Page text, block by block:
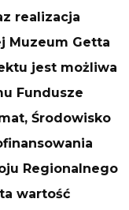
realizacja
Muzeum Getta
jest możliwa
Fundusze
Środowisko
Regionalnego
wartość